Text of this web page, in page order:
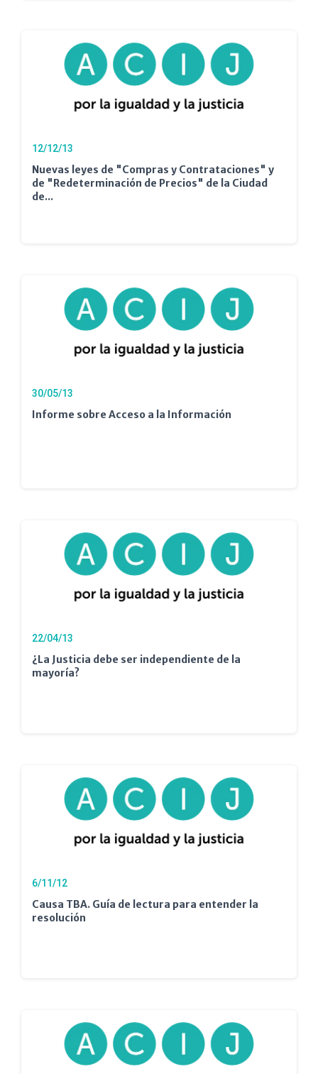
12/12/13
Nuevas leyes de "Compras y Contrataciones" y
de "Redeterminación de Precios" de la Ciudad
de...
30/05/13
Informe sobre Acceso a la Información
22/04/13
¿La Justicia debe ser independiente de la
mayoría?
6/11/12
Causa TBA. Guía de lectura para entender la
resolución